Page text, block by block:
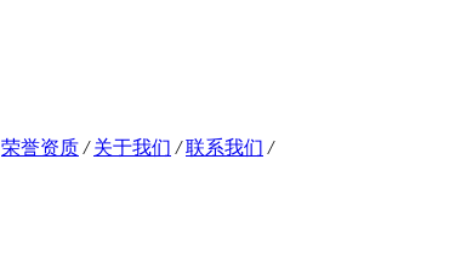
荣誉资质 / 关于我们 / 联系我们 /